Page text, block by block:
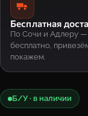
Бесплатная
По Сочи и Адлеру —
бесплатно,
покажем.
Б/У · в наличии